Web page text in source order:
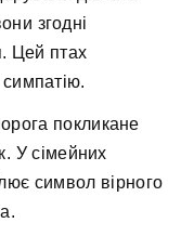
згодні
Цей птах
покликане
У сімейних
символ вірного